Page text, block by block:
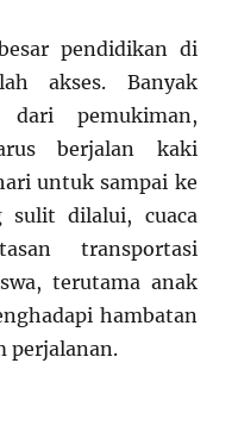
pendidikan di
akses. Banyak
pemukiman,
berjalan kaki
untuk sampai ke
sulit dilalui, cuaca
transportasi
terutama anak
hambatan
perjalanan.